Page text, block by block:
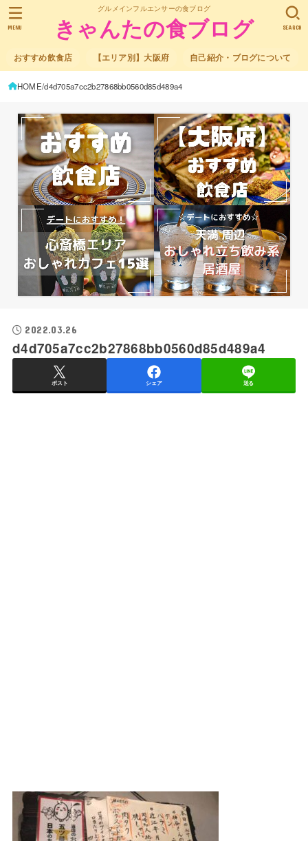
グルメインフルエンサーの食ブログ
きゃんたの食ブログ
おすすめ飲食店 【エリア別】大阪府 自己紹介・ブログについて
SEARCH
MENU
HOME d4d705a7cc2b27868bb0560d85d489a4
2022.03.26
d4d705a7cc2b27868bb0560d85d489a4
ポスト シェア 送る